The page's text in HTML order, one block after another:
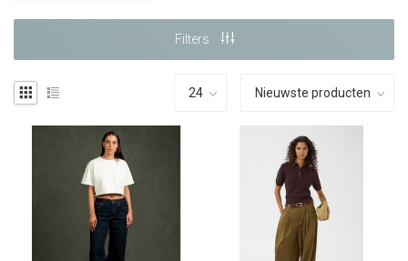
Filters